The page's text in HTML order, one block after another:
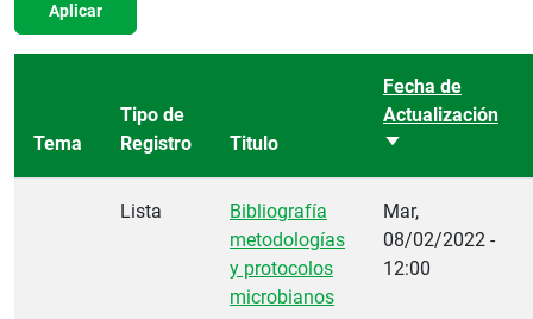
Aplicar
Tema
Tipo de
Registro
Titulo
Fecha de
Actualización
Ordenar
Lista
Bibliografía
metodologías
y protocolos
microbianos
Mar,
08/02/2022 -
12:00